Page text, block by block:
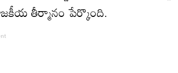
తీర్మానం పేర్కొంది.